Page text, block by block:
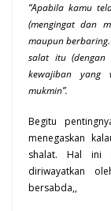
“Apabila kamu
(mengingat dan
maupun
salat itu (dengan
kewajiban yang
mukmin”.
Begitu
menegaskan
shalat. Hal ini
diriwayatkan
bersabda,,